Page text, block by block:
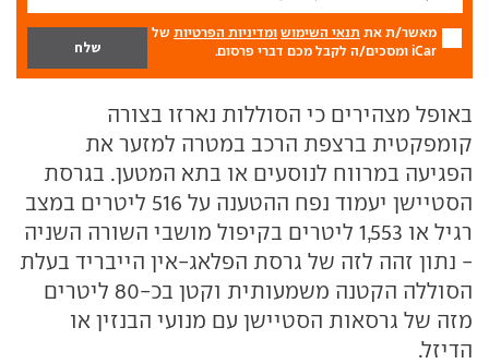
מאשר/ת את תנאי השימוש ומדיניות הפרטיות של
iCar ומסכים/ה לקבל מכם דברי פרסום.
באופל מצהירים כי הסוללות נארזו בצורה
קומפקטית ברצפת הרכב במטרה למזער את
הפגיעה במרווח לנוסעים או בתא המטען. בגרסת
הסטיישן יעמוד נפח ההטענה על 516 ליטרים במצב
רגיל או 1,553 ליטרים בקיפול מושבי השורה השניה
- נתון זהה לזה של גרסת הפלאג-אין הייבריד בעלת
הסוללה הקטנה משמעותית וקטן בכ-80 ליטרים
מזה של גרסאות הסטיישן עם מנועי הבנזין או
הדיזל.